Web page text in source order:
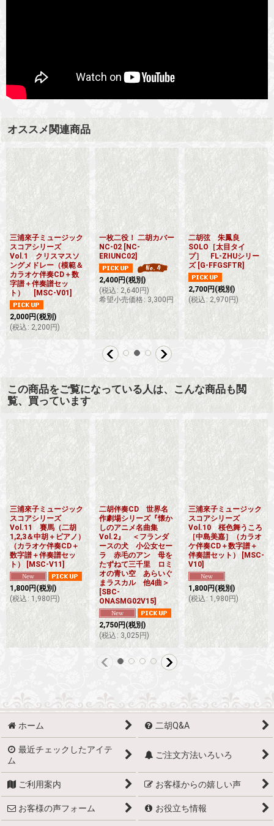
オススメ関連商品
三浦來子ミュージック
スコアシリーズ
Vol.1 クリスマスソ
ングメドレー（模範＆
カラオケ伴奏CD＋数
字譜＋伴奏譜セッ
ト）
[MSC-V01]
2,000円 (税別)
(税込: 2,200円)
一枚二役！ 二胡カバー
NC-02 [NC-
ERIUNC02]
2,400円 (税別)
(税込 : 2,640 円)
希望小売価格: 3,300 円
二胡弦 朱鳳良
SOLO［太目タイ
プ］ FL-ZHUシリー
ズ [G-FFGSFTR]
2,700円 (税別)
(税込: 2,970 円)
この商品をご覧になっている人は、こんな商品も閲
覧、買っています
三浦來子ミュージック
スコアシリーズ
Vol.11 賽馬（二胡
1,2,3＆中胡＋ピアノ）
（カラオケ伴奏CD＋
数字譜＋伴奏譜セッ
ト）
[MSC-V11]
1,800円 (税別)
(税込: 1,980円)
二胡伴奏CD 世界名
作劇場シリーズ『懐か
しのアニメ名曲集
Vol.2』 ＜フランダ
ースの犬 小公女セー
ラ 赤毛のアン 母を
たずねて三千里 ロミ
オの青い空 あらいぐ
まラスカル 他4曲＞
[SBC-
ONASMG02V15]
2,750円 (税別)
(税込 : 3,025 円)
三浦來子ミュージック
スコアシリーズ
Vol.10 桜色舞うころ
［中島美嘉］（カラオ
ケ伴奏CD＋数字譜＋
伴奏譜セット） [MSC-
V10]
1,800円 (税別)
(税込: 1,980 円)
ホーム 二胡Q&A
最近チェックしたアイテ
ム
ご注文方法いろいろ
ご利用案内 お客様からの嬉しい声
お客様の声フォーム お役立ち情報